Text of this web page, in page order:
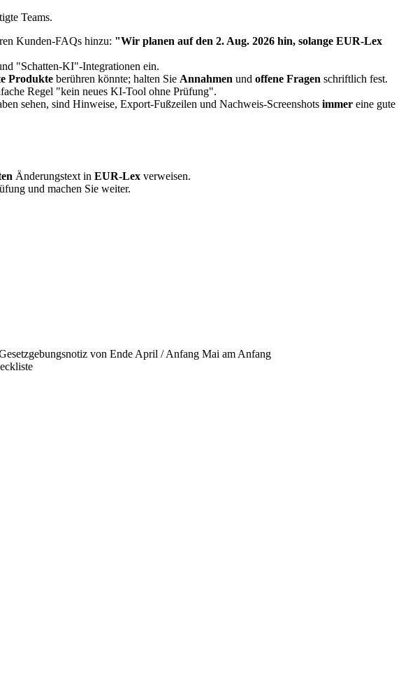
Teams.
Kunden-FAQs hinzu: "Wir planen auf den 2. Aug. 2026 hin, solange EUR-Lex
"Schatten-KI"-Integrationen ein.
Produkte berühren könnte; halten Sie Annahmen und offene Fragen schriftlich fest.
Regel "kein neues KI-Tool ohne Prüfung".
sehen, sind Hinweise, Export-Fußzeilen und Nachweis-Screenshots immer eine gute
Änderungstext in EUR-Lex verweisen.
und machen Sie weiter.
von Ende April / Anfang Mai am Anfang